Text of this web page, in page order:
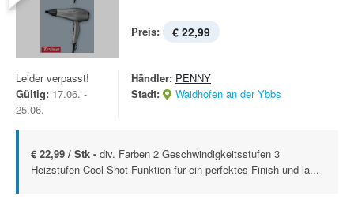
Preis: € 22,99
Leider verpasst!
Gültig: 17.06. -
25.06.
Händler: PENNY
Stadt:
Waidhofen an der Ybbs
€ 22,99 / Stk - div. Farben 2 Geschwindigkeitsstufen 3
Heizstufen Cool-Shot-Funktion für ein perfektes Finish und la...